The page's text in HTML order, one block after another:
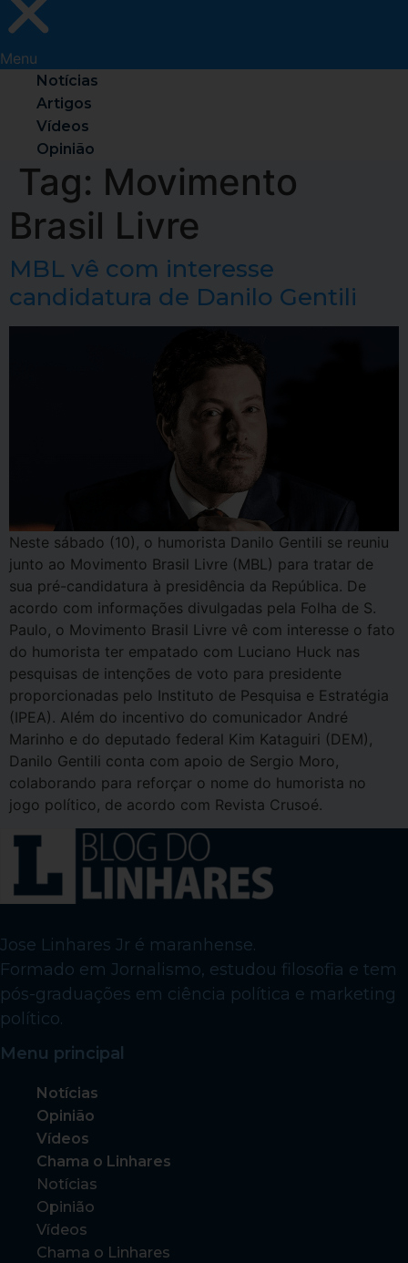
Menu
Notícias
Artigos
Vídeos
Opinião
Tag: Movimento
Brasil Livre
MBL vê com interesse
candidatura de Danilo Gentili
Neste sábado (10), o humorista Danilo Gentili se reuniu
junto ao Movimento Brasil Livre (MBL) para tratar de
sua pré-candidatura à presidência da República. De
acordo com informações divulgadas pela Folha de S.
Paulo, o Movimento Brasil Livre vê com interesse o fato
do humorista ter empatado com Luciano Huck nas
pesquisas de intenções de voto para presidente
proporcionadas pelo Instituto de Pesquisa e Estratégia
(IPEA). Além do incentivo do comunicador André
Marinho e do deputado federal Kim Kataguiri (DEM),
Danilo Gentili conta com apoio de Sergio Moro,
colaborando para reforçar o nome do humorista no
jogo político, de acordo com Revista Crusoé.
Jose Linhares Jr é maranhense.
Formado em Jornalismo, estudou filosofia e tem
pós-graduações em ciência política e marketing
político.
Menu principal
Notícias
Opinião
Vídeos
Chama o Linhares
Notícias
Opinião
Vídeos
Chama o Linhares